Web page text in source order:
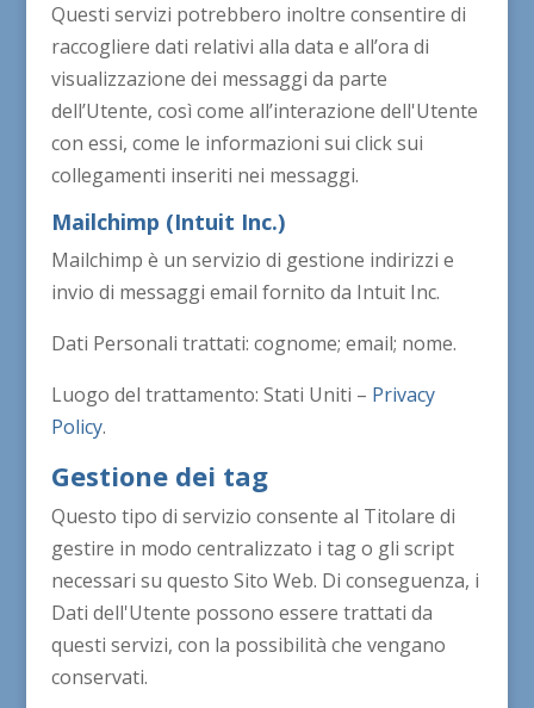
Questi servizi potrebbero inoltre consentire di
raccogliere dati relativi alla data e all’ora di
visualizzazione dei messaggi da parte
dell’Utente, così come all’interazione dell'Utente
con essi, come le informazioni sui click sui
collegamenti inseriti nei messaggi.
Mailchimp (Intuit Inc.)
Mailchimp è un servizio di gestione indirizzi e
invio di messaggi email fornito da Intuit Inc.
Dati Personali trattati: cognome; email; nome.
Luogo del trattamento: Stati Uniti – Privacy
Policy.
Gestione dei tag
Questo tipo di servizio consente al Titolare di
gestire in modo centralizzato i tag o gli script
necessari su questo Sito Web. Di conseguenza, i
Dati dell'Utente possono essere trattati da
questi servizi, con la possibilità che vengano
conservati.